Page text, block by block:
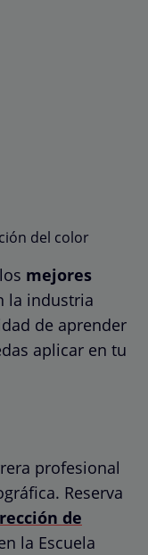
del color
mejores
la industria
de aprender
aplicar en tu
profesional
Reserva
de
la Escuela